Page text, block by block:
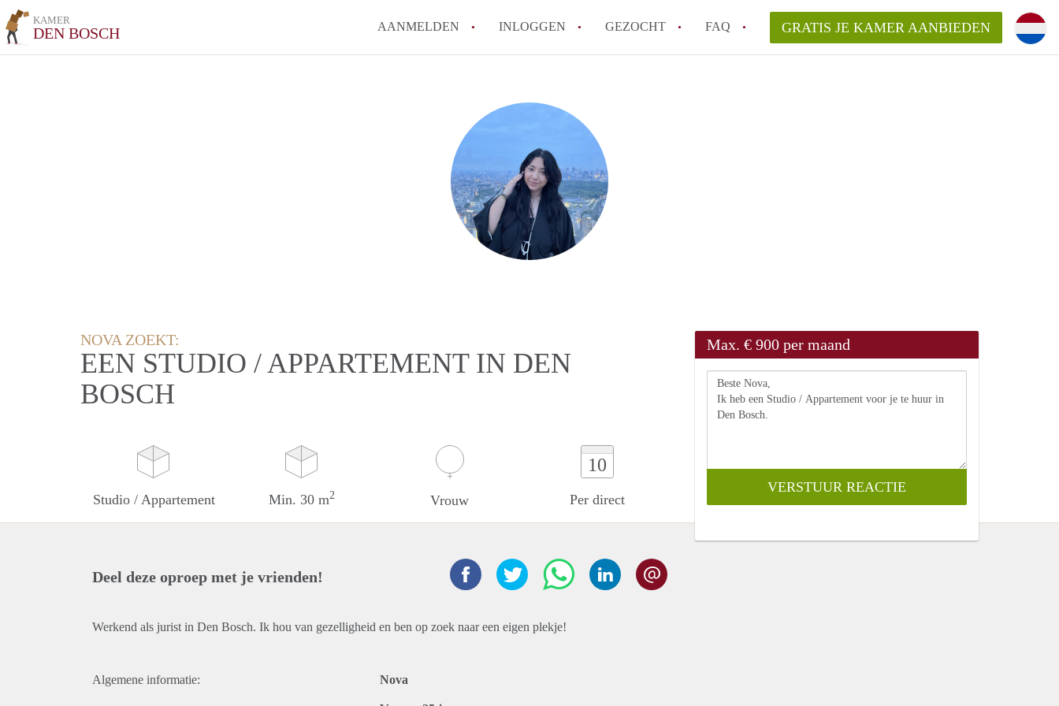
KAMER
DEN BOSCH AANMELDEN INLOGGEN GEZOCHT FAQ
Berekent KamerDenBosch makelaarsvergoeding/bemiddelingsvergoeding?
Wat is de privacyverklaring van KamerDenBosch?
Is KamerDenBosch verantwoordelijk voor de aangeboden Kamer / Kamers
in Den Bosch?
Alle veelgestelde vragen
GRATIS JE KAMER AANBIEDEN
NOVA ZOEKT:
EEN STUDIO / APPARTEMENT IN DEN
BOSCH
Studio / Appartement Min. 30 m2 Vrouw
10
Per direct
Max. € 900 per maand
Deel deze oproep met je vrienden!
Werkend als jurist in Den Bosch. Ik hou van gezelligheid en ben op zoek naar een eigen plekje!
Algemene informatie: Nova